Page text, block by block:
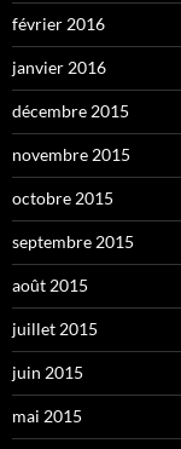
février 2016
janvier 2016
décembre 2015
novembre 2015
octobre 2015
septembre 2015
août 2015
juillet 2015
juin 2015
mai 2015